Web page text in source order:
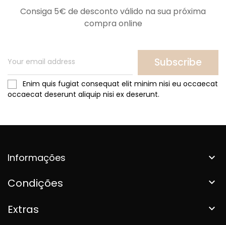
Consiga 5€ de desconto válido na sua próxima
compra online
Subscribe
Enim quis fugiat consequat elit minim nisi eu occaecat
occaecat deserunt aliquip nisi ex deserunt.
Informações 
Condições 
Extras 